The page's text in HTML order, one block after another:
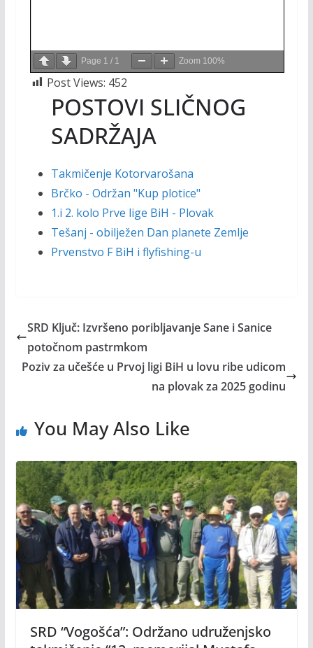
Page 1 / 1 Zoom 100%
Post Views: 452
POSTOVI SLIČNOG
SADRŽAJA
Takmičenje Kotorvarošana
Brčko - Održan "Kup plotice"
1.i 2. kolo Prve lige BiH - Plovak
Tešanj - obilježen Dan planete Zemlje
Prvenstvo F BiH i flyfishing-u
SRD Ključ: Izvršeno poribljavanje Sane i Sanice
potočnom pastrmkom
Poziv za učešće u Prvoj ligi BiH u lovu ribe udicom
na plovak za 2025 godinu
You May Also Like
SRD “Vogošća”: Održano udruženjsko